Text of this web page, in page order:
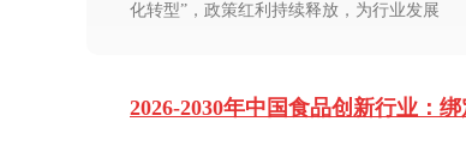
化转型”，政策红利持续释放，为行业发展
2026-2030年中国食品创新行业：